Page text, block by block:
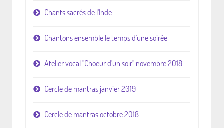
Chants sacrés de l'Inde
Chantons ensemble le temps d'une soirée
Atelier vocal "Choeur d'un soir" novembre 2018
Cercle de mantras janvier 2019
Cercle de mantras octobre 2018